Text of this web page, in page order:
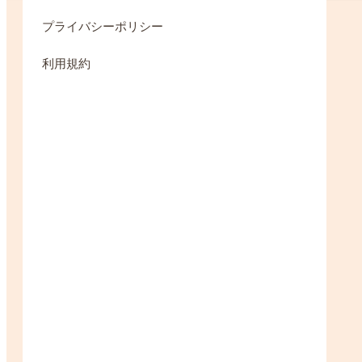
プライバシーポリシー
利用規約